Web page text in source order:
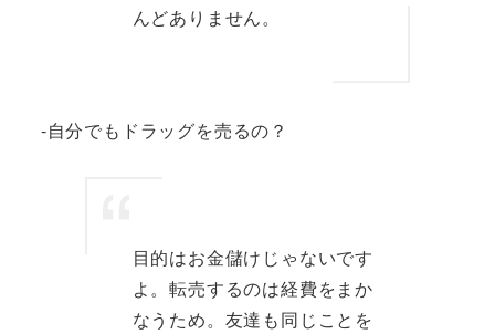
んどありません。
-自分でもドラッグを売るの？
目的はお金儲けじゃないです
よ。転売するのは経費をまか
なうため。友達も同じことを